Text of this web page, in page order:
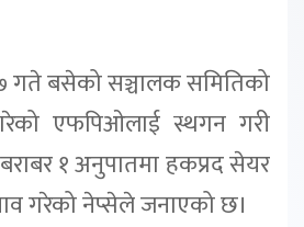
गते बसेको सञ्चालक समितिको
एफपिओलाई स्थगन गरी
१ अनुपातमा हकप्रद सेयर
गरेको नेप्सेले जनाएको छ।